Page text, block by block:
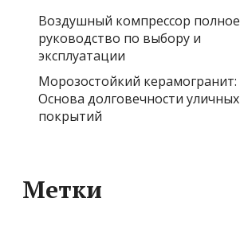
Воздушный компрессор полное
руководство по выбору и
эксплуатации
Морозостойкий керамогранит:
Основа долговечности уличных
покрытий
Метки